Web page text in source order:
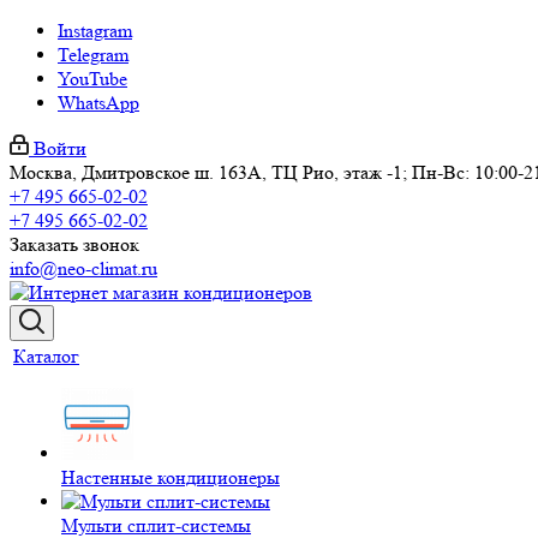
Instagram
Telegram
YouTube
WhatsApp
Войти
Москва, Дмитровское ш. 163А, ТЦ Рио, этаж -1; Пн-Вс: 10:00-
+7 495 665-02-02
+7 495 665-02-02
Заказать звонок
info@neo-climat.ru
Каталог
Настенные кондиционеры
Мульти сплит-системы